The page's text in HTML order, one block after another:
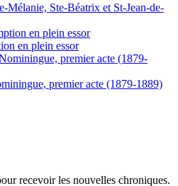
Mélanie, Ste-Béatrix et St-Jean-de-
en plein essor
premier acte (1879-1889)
recevoir les nouvelles chroniques.